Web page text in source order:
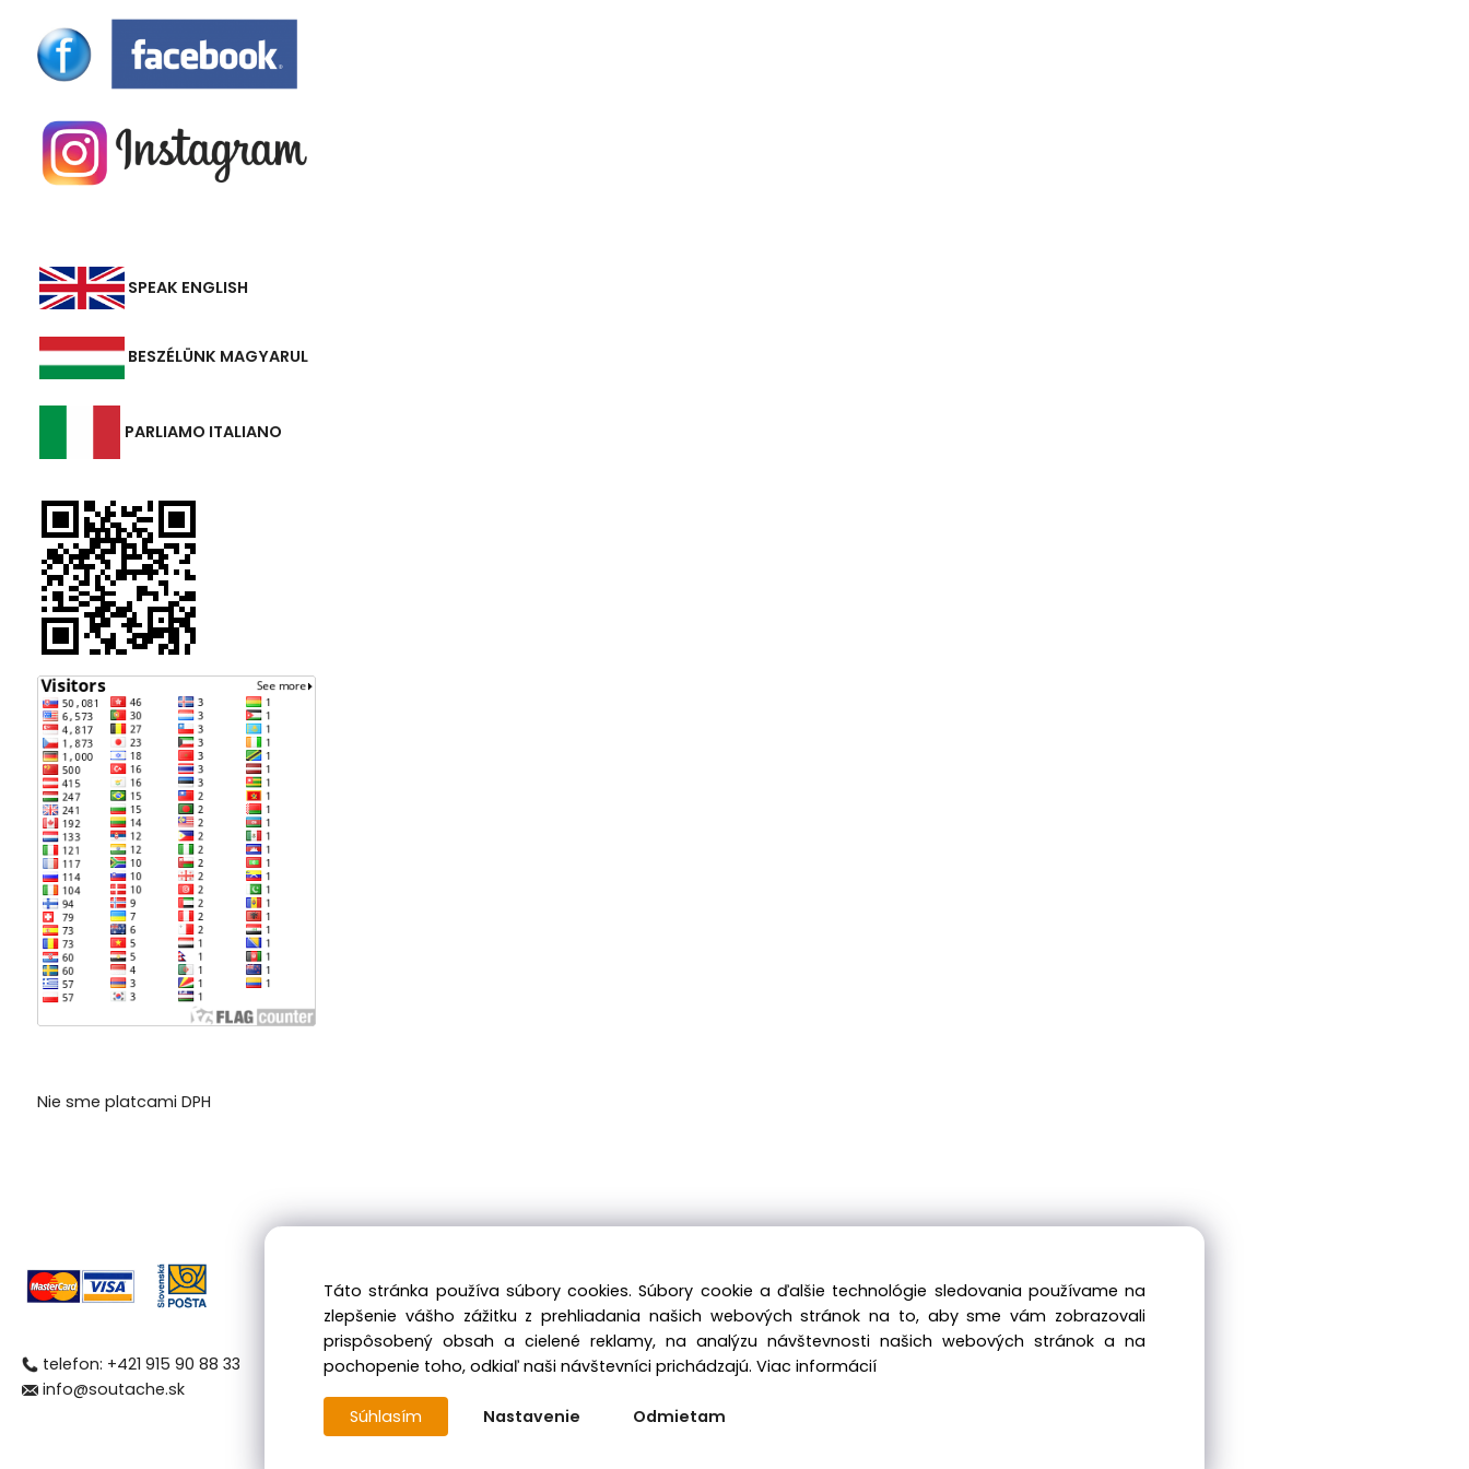
SPEAK ENGLISH
BESZÉLÜNK MAGYARUL
PARLIAMO ITALIANO
Nie sme platcami DPH
telefon: +421 915 90 88 33
info@soutache.sk
Táto stránka používa súbory cookies. Súbory cookie a ďalšie technológie sledovania používame na
zlepšenie vášho zážitku z prehliadania našich webových stránok na to, aby sme vám zobrazovali
prispôsobený obsah a cielené reklamy, na analýzu návštevnosti našich webových stránok a na
pochopenie toho, odkiaľ naši návštevníci prichádzajú. Viac informácií
Súhlasím Nastavenie Odmietam